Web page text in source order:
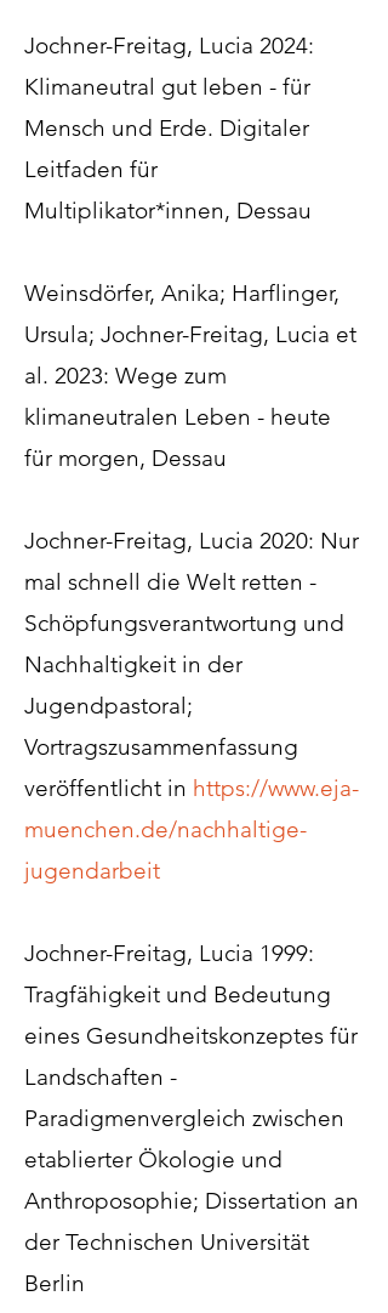
Jochner-Freitag, Lucia 2024:
Klimaneutral gut leben - für
Mensch und Erde. Digitaler
Leitfaden für
Multiplikator*innen, Dessau
Weinsdörfer, Anika; Harflinger,
Ursula; Jochner-Freitag, Lucia et
al. 2023: Wege zum
klimaneutralen Leben - heute
für morgen, Dessau
Jochner-Freitag, Lucia 2020: Nur
mal schnell die Welt retten -
Schöpfungsverantwortung und
Nachhaltigkeit in der
Jugendpastoral;
Vortragszusammenfassung
veröffentlicht in https://www.eja-
muenchen.de/nachhaltige-
jugendarbeit
Jochner-Freitag, Lucia 1999:
Tragfähigkeit und Bedeutung
eines Gesundheitskonzeptes für
Landschaften -
Paradigmenvergleich zwischen
etablierter Ökologie und
Anthroposophie; Dissertation an
der Technischen Universität
Berlin